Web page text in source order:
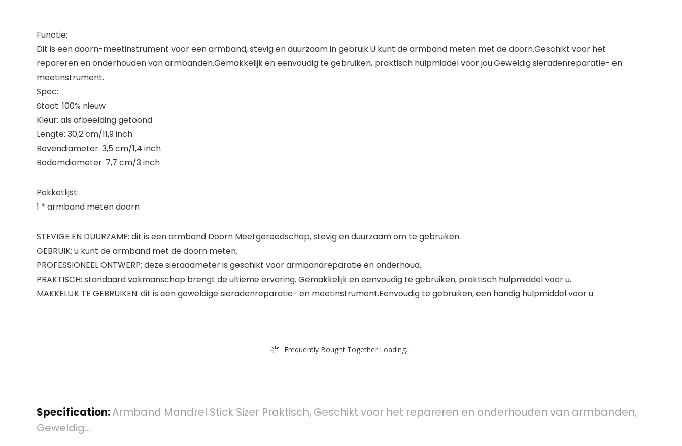
Functie:
Dit is een doorn-meetinstrument voor een armband, stevig en duurzaam in gebruik.U kunt de armband meten met de doorn.Geschikt voor het
repareren en onderhouden van armbanden.Gemakkelijk en eenvoudig te gebruiken, praktisch hulpmiddel voor jou.Geweldig sieradenreparatie- en
meetinstrument.
Spec:
Staat: 100% nieuw
Kleur: als afbeelding getoond
Lengte: 30,2 cm/11,9 inch
Bovendiameter: 3,5 cm/1,4 inch
Bodemdiameter: 7,7 cm/3 inch
Pakketlijst:
1 * armband meten doorn
STEVIGE EN DUURZAME: dit is een armband Doorn Meetgereedschap, stevig en duurzaam om te gebruiken.
GEBRUIK: u kunt de armband met de doorn meten.
PROFESSIONEEL ONTWERP: deze sieraadmeter is geschikt voor armbandreparatie en onderhoud.
PRAKTISCH: standaard vakmanschap brengt de ultieme ervaring. Gemakkelijk en eenvoudig te gebruiken, praktisch hulpmiddel voor u.
MAKKELIJK TE GEBRUIKEN: dit is een geweldige sieradenreparatie- en meetinstrument.Eenvoudig te gebruiken, een handig hulpmiddel voor u.
Frequently Bought Together Loading...
Specification:Armband Mandrel Stick Sizer Praktisch, Geschikt voor het repareren en onderhouden van armbanden,
Geweldig…